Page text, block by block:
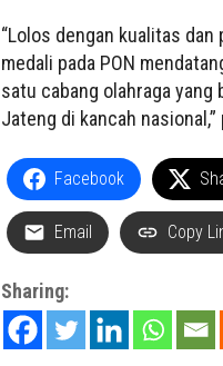
“Lolos dengan kualitas
medali pada PON
satu cabang olahraga
Jateng di kancah nasional,”
Facebook
Email Copy
Sharing: